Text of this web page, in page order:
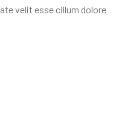
velit esse cillum dolore